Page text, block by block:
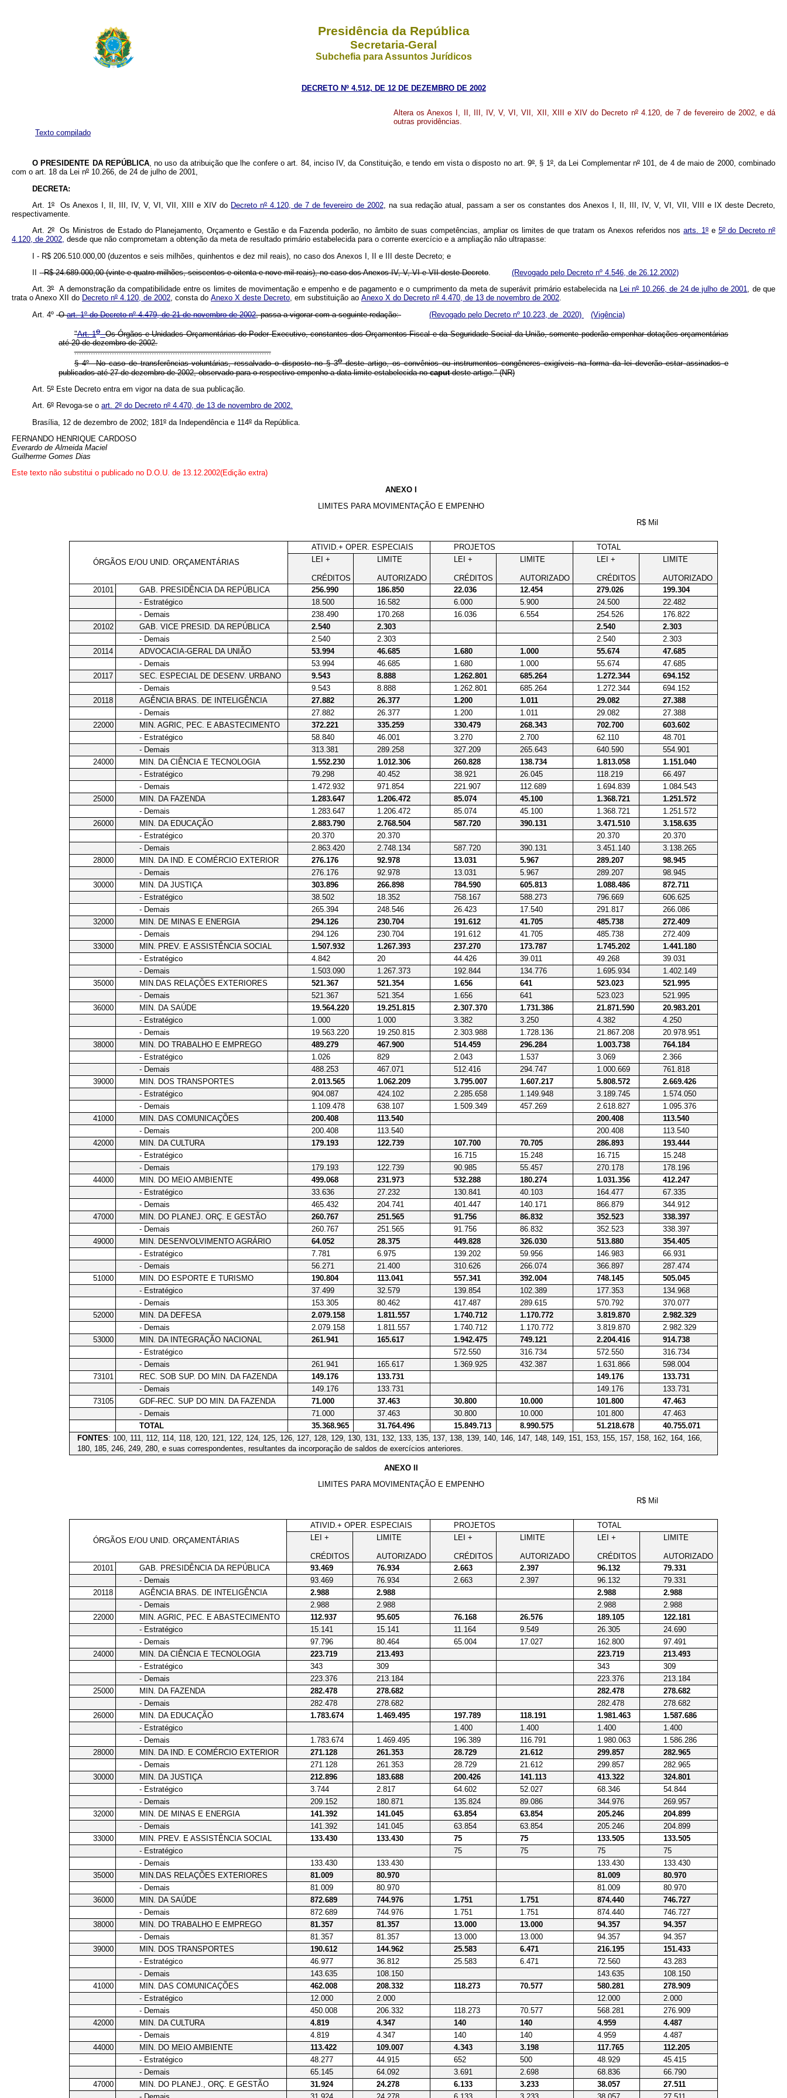
Presidência da República
Secretaria-Geral
Subchefia para Assuntos Jurídicos
DECRETO Nº 4.512, DE 12 DE DEZEMBRO DE 2002
Altera os Anexos I, II, III, IV, V, VI, VII, XII, XIII e XIV do Decreto nº4.120, de 7 de fevereiro de 2002, e dá
outras providências.
Texto compilado
O PRESIDENTE DA REPÚBLICA, no uso da atribuição que lhe confere o art. 84, inciso IV, da Constituição, e tendo em vista o disposto no art. 9º, § 1º, da Lei Complementar nº101, de 4 de maio de 2000, combinado
com o art. 18 da Lei nº 10.266, de 24 de julho de 2001,
DECRETA:
Art. 1º Os Anexos I, II, III, IV, V, VI, VII, XIII e XIV do Decreto nº4.120, de 7 de fevereiro de 2002, na sua redação atual, passam a ser os constantes dos Anexos I, II, III, IV, V, VI, VII, VIII e IX deste Decreto,
respectivamente.
Art. 2ºOs Ministros de Estado do Planejamento, Orçamento e Gestão e da Fazenda poderão, no âmbito de suas competências, ampliar os limites de que tratam os Anexos referidos nosarts. 1ºe 5ºdo Decreto nº
4.120, de 2002, desde que não comprometam a obtenção da meta de resultado primário estabelecida para o corrente exercício e a ampliação não ultrapasse:
I - R$ 206.510.000,00 (duzentos e seis milhões, quinhentos e dez mil reais), no caso dos Anexos I, II e III deste Decreto; e
II -R$ 24.689.000,00 (vinte e quatro milhões, seiscentos e oitenta e nove mil reais), no caso dos Anexos IV, V, VI e VII deste Decreto
(Revogado pelo Decreto nº 4.546, de 26.12.2002)
Art. 3ºA demonstração da compatibilidade entre os limites de movimentação e empenho e de pagamento e o cumprimento da meta de superávit primário estabelecida na Lei nº10.266, de 24 de julho de 2001, de que
trata o Anexo XII do Decreto nº 4.120, de 2002, consta do Anexo X deste Decreto, em substituição ao Anexo X do Decreto nº 4.470, de 13 de novembro de 2002.
Art. 4º Oart. 1º do Decreto nº 4.479, de 21 de novembro de 2002, passa a vigorar com a seguinte redação: (Revogado pelo Decreto nº 10.223, de 2020) (Vigência)
"Art. 1o Os Órgãos e Unidades Orçamentárias do Poder Executivo, constantes dos Orçamentos Fiscal e da Seguridade Social da União, somente poderão empenhar dotações orçamentárias
até 20 de dezembro de 2002.
....................................................................................
§ 4º No caso de transferências voluntárias, ressalvado o disposto no § 3odeste artigo, os convênios ou instrumentos congêneres exigíveis na forma da lei deverão estar assinados e
publicados até 27 de dezembro de 2002, observado para o respectivo empenho a data limite estabelecida nocaputdeste artigo." (NR)
Art. 5º Este Decreto entra em vigor na data de sua publicação.
Art. 6º Revoga-se o art. 2º do Decreto nº 4.470, de 13 de novembro de 2002.
Brasília, 12 de dezembro de 2002; 181 º da Independência e 114º da República.
FERNANDO HENRIQUE CARDOSO
Everardo de Almeida Maciel
Guilherme Gomes Dias
Este texto não substitui o publicado no D.O.U. de 13.12.2002(Edição extra)
ANEXO I
LIMITES PARA MOVIMENTAÇÃO E EMPENHO
R$ Mil
ÓRGÃOS E/OU UNID. ORÇAMENTÁRIAS
ATIVID.+ OPER. ESPECIAIS PROJETOS
TOTAL
LEI +
CRÉDITOS
LIMITE
AUTORIZADO
LEI +
CRÉDITOS
LIMITE
AUTORIZADO
LEI +
CRÉDITOS
LIMITE
AUTORIZADO
20101
GAB. PRESIDÊNCIA DA REPÚBLICA 256.990 186.850 22.036 12.454 279.026
199.304
- Estratégico
18.500 16.582 6.000 5.900 24.500
22.482
- Demais
238.490 170.268 16.036 6.554 254.526
176.822
20102
GAB. VICE PRESID. DA REPÚBLICA 2.540 2.303 2.540
2.303
- Demais
2.540 2.303 2.540
2.303
20114
ADVOCACIA-GERAL DA UNIÃO 53.994 46.685 1.680 1.000 55.674
47.685
- Demais
53.994 46.685 1.680 1.000 55.674
47.685
20117
SEC. ESPECIAL DE DESENV. URBANO 9.543 8.888 1.262.801 685.264 1.272.344
694.152
- Demais
9.543 8.888 1.262.801 685.264 1.272.344
694.152
20118
AGÊNCIA BRAS. DE INTELIGÊNCIA 27.882 26.377 1.200 1.011 29.082
27.388
- Demais
27.882 26.377 1.200 1.011 29.082
27.388
22000
MIN. AGRIC, PEC. E ABASTECIMENTO 372.221 335.259 330.479 268.343 702.700
603.602
- Estratégico
58.840 46.001 3.270 2.700 62.110
48.701
- Demais
313.381 289.258 327.209 265.643 640.590
554.901
24000
MIN. DA CIÊNCIA E TECNOLOGIA 1.552.230 1.012.306 260.828 138.734 1.813.058
1.151.040
- Estratégico
79.298 40.452 38.921 26.045 118.219
66.497
- Demais
1.472.932 971.854 221.907 112.689 1.694.839
1.084.543
25000
MIN. DA FAZENDA 1.283.647 1.206.472 85.074 45.100 1.368.721
1.251.572
- Demais
1.283.647 1.206.472 85.074 45.100 1.368.721
1.251.572
26000
MIN. DA EDUCAÇÃO 2.883.790 2.768.504 587.720 390.131 3.471.510
3.158.635
- Estratégico
20.370 20.370 20.370
20.370
- Demais
2.863.420 2.748.134 587.720 390.131 3.451.140
3.138.265
28000
MIN. DA IND. E COMÉRCIO EXTERIOR 276.176 92.978 13.031 5.967 289.207
98.945
- Demais
276.176 92.978 13.031 5.967 289.207
98.945
30000
MIN. DA JUSTIÇA 303.896 266.898 784.590 605.813 1.088.486
872.711
- Estratégico
38.502 18.352 758.167 588.273 796.669
606.625
- Demais
265.394 248.546 26.423 17.540 291.817
266.086
32000
MIN. DE MINAS E ENERGIA 294.126 230.704 191.612 41.705 485.738
272.409
- Demais
294.126 230.704 191.612 41.705 485.738
272.409
33000
MIN. PREV. E ASSISTÊNCIA SOCIAL 1.507.932 1.267.393 237.270 173.787 1.745.202
1.441.180
- Estratégico
4.842 20 44.426 39.011 49.268
39.031
- Demais
1.503.090 1.267.373 192.844 134.776 1.695.934
1.402.149
35000
MIN.DAS RELAÇÕES EXTERIORES 521.367 521.354 1.656 641 523.023
521.995
- Demais
521.367 521.354 1.656 641 523.023
521.995
36000
MIN. DA SAÚDE 19.564.220 19.251.815 2.307.370 1.731.386 21.871.590
20.983.201
- Estratégico
1.000 1.000 3.382 3.250 4.382
4.250
- Demais
19.563.220 19.250.815 2.303.988 1.728.136 21.867.208
20.978.951
38000
MIN. DO TRABALHO E EMPREGO 489.279 467.900 514.459 296.284 1.003.738
764.184
- Estratégico
1.026 829 2.043 1.537 3.069
2.366
- Demais
488.253 467.071 512.416 294.747 1.000.669
761.818
39000
MIN. DOS TRANSPORTES 2.013.565 1.062.209 3.795.007 1.607.217 5.808.572
2.669.426
- Estratégico
904.087 424.102 2.285.658 1.149.948 3.189.745
1.574.050
- Demais
1.109.478 638.107 1.509.349 457.269 2.618.827
1.095.376
41000
MIN. DAS COMUNICAÇÕES 200.408 113.540 200.408
113.540
- Demais
200.408 113.540 200.408
113.540
42000
MIN. DA CULTURA 179.193 122.739 107.700 70.705 286.893
193.444
- Estratégico
16.715 15.248 16.715
15.248
- Demais
179.193 122.739 90.985 55.457 270.178
178.196
44000
MIN. DO MEIO AMBIENTE 499.068 231.973 532.288 180.274 1.031.356
412.247
- Estratégico
33.636 27.232 130.841 40.103 164.477
67.335
- Demais
465.432 204.741 401.447 140.171 866.879
344.912
47000
MIN. DO PLANEJ. ORÇ. E GESTÃO 260.767 251.565 91.756 86.832 352.523
338.397
- Demais
260.767 251.565 91.756 86.832 352.523
338.397
49000
MIN. DESENVOLVIMENTO AGRÁRIO 64.052 28.375 449.828 326.030 513.880
354.405
- Estratégico
7.781 6.975 139.202 59.956 146.983
66.931
- Demais
56.271 21.400 310.626 266.074 366.897
287.474
51000
MIN. DO ESPORTE E TURISMO 190.804 113.041 557.341 392.004 748.145
505.045
- Estratégico
37.499 32.579 139.854 102.389 177.353
134.968
- Demais
153.305 80.462 417.487 289.615 570.792
370.077
52000
MIN. DA DEFESA 2.079.158 1.811.557 1.740.712 1.170.772 3.819.870
2.982.329
- Demais
2.079.158 1.811.557 1.740.712 1.170.772 3.819.870
2.982.329
53000
MIN. DA INTEGRAÇÃO NACIONAL 261.941 165.617 1.942.475 749.121 2.204.416
914.738
- Estratégico
572.550 316.734 572.550
316.734
- Demais
261.941 165.617 1.369.925 432.387 1.631.866
598.004
73101
REC. SOB SUP. DO MIN. DA FAZENDA 149.176 133.731 149.176
133.731
- Demais
149.176 133.731 149.176
133.731
73105
GDF-REC. SUP DO MIN. DA FAZENDA 71.000 37.463 30.800 10.000 101.800
47.463
- Demais
71.000 37.463 30.800 10.000 101.800
47.463
TOTAL
35.368.965 31.764.496 15.849.713 8.990.575 51.218.678
40.755.071
FONTES: 100, 111, 112, 114, 118, 120, 121, 122, 124, 125, 126, 127, 128, 129, 130, 131, 132, 133, 135, 137, 138, 139, 140, 146, 147, 148, 149, 151, 153, 155, 157, 158, 162, 164, 166,
180, 185, 246, 249, 280, e suas correspondentes, resultantes da incorporação de saldos de exercícios anteriores.
ANEXO II
LIMITES PARA MOVIMENTAÇÃO E EMPENHO
R$ Mil
ÓRGÃOS E/OU UNID. ORÇAMENTÁRIAS
ATIVID.+ OPER. ESPECIAIS PROJETOS
TOTAL
LEI +
CRÉDITOS
LIMITE
AUTORIZADO
LEI +
CRÉDITOS
LIMITE
AUTORIZADO
LEI +
CRÉDITOS
LIMITE
AUTORIZADO
20101
GAB. PRESIDÊNCIA DA REPÚBLICA 93.469 76.934 2.663 2.397 96.132
79.331
- Demais
93.469 76.934 2.663 2.397 96.132
79.331
20118
AGÊNCIA BRAS. DE INTELIGÊNCIA 2.988 2.988 2.988
2.988
- Demais
2.988 2.988 2.988
2.988
22000
MIN. AGRIC, PEC. E ABASTECIMENTO 112.937 95.605 76.168 26.576 189.105
122.181
- Estratégico
15.141 15.141 11.164 9.549 26.305
24.690
- Demais
97.796 80.464 65.004 17.027 162.800
97.491
24000
MIN. DA CIÊNCIA E TECNOLOGIA 223.719 213.493 223.719
213.493
- Estratégico
343 309 343
309
- Demais
223.376 213.184 223.376
213.184
25000
MIN. DA FAZENDA 282.478 278.682 282.478
278.682
- Demais
282.478 278.682 282.478
278.682
26000
MIN. DA EDUCAÇÃO 1.783.674 1.469.495 197.789 118.191 1.981.463
1.587.686
- Estratégico
1.400 1.400 1.400
1.400
- Demais
1.783.674 1.469.495 196.389 116.791 1.980.063
1.586.286
28000
MIN. DA IND. E COMÉRCIO EXTERIOR 271.128 261.353 28.729 21.612 299.857
282.965
- Demais
271.128 261.353 28.729 21.612 299.857
282.965
30000
MIN. DA JUSTIÇA 212.896 183.688 200.426 141.113 413.322
324.801
- Estratégico
3.744 2.817 64.602 52.027 68.346
54.844
- Demais
209.152 180.871 135.824 89.086 344.976
269.957
32000
MIN. DE MINAS E ENERGIA 141.392 141.045 63.854 63.854 205.246
204.899
- Demais
141.392 141.045 63.854 63.854 205.246
204.899
33000
MIN. PREV. E ASSISTÊNCIA SOCIAL 133.430 133.430 75 75 133.505
133.505
- Estratégico
75 75 75
75
- Demais
133.430 133.430 133.430
133.430
35000
MIN.DAS RELAÇÕES EXTERIORES 81.009 80.970 81.009
80.970
- Demais
81.009 80.970 81.009
80.970
36000
MIN. DA SAÚDE 872.689 744.976 1.751 1.751 874.440
746.727
- Demais
872.689 744.976 1.751 1.751 874.440
746.727
38000
MIN. DO TRABALHO E EMPREGO 81.357 81.357 13.000 13.000 94.357
94.357
- Demais
81.357 81.357 13.000 13.000 94.357
94.357
39000
MIN. DOS TRANSPORTES 190.612 144.962 25.583 6.471 216.195
151.433
- Estratégico
46.977 36.812 25.583 6.471 72.560
43.283
- Demais
143.635 108.150 143.635
108.150
41000
MIN. DAS COMUNICAÇÕES 462.008 208.332 118.273 70.577 580.281
278.909
- Estratégico
12.000 2.000 12.000
2.000
- Demais
450.008 206.332 118.273 70.577 568.281
276.909
42000
MIN. DA CULTURA 4.819 4.347 140 140 4.959
4.487
- Demais
4.819 4.347 140 140 4.959
4.487
44000
MIN. DO MEIO AMBIENTE 113.422 109.007 4.343 3.198 117.765
112.205
- Estratégico
48.277 44.915 652 500 48.929
45.415
- Demais
65.145 64.092 3.691 2.698 68.836
66.790
47000
MIN. DO PLANEJ., ORÇ. E GESTÃO 31.924 24.278 6.133 3.233 38.057
27.511